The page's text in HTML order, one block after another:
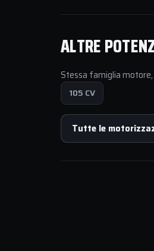
ALTRE
Stessa famiglia
105 CV
Tutte le